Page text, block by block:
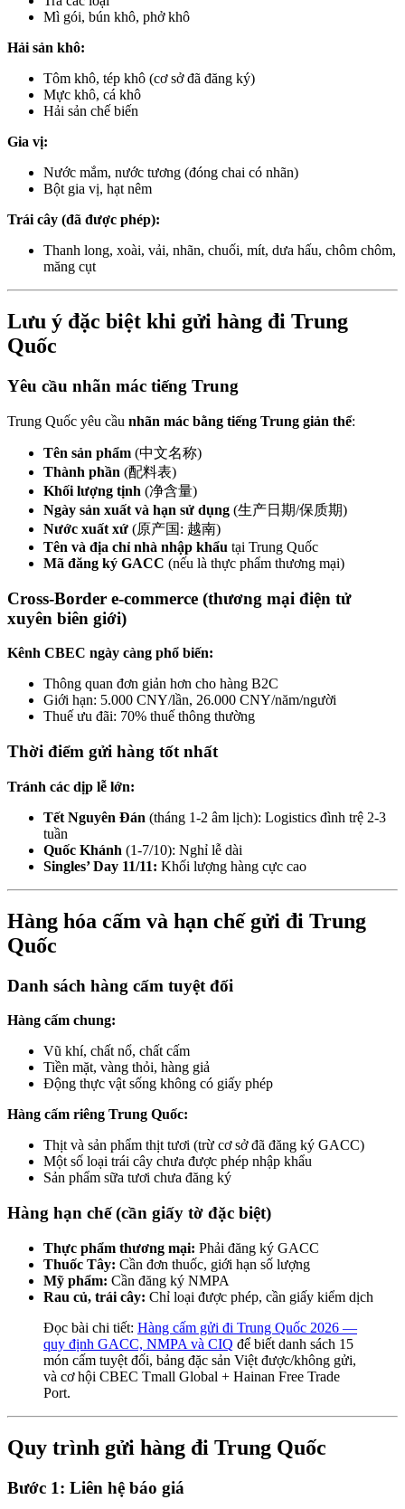
Mì gói, bún khô, phở khô
Hải sản khô:
Tôm khô, tép khô (cơ sở đã đăng ký)
Mực khô, cá khô
Hải sản chế biến
Gia vị:
Nước mắm, nước tương (đóng chai có nhãn)
Bột gia vị, hạt nêm
Trái cây (đã được phép):
Thanh long, xoài, vải, nhãn, chuối, mít, dưa hấu, chôm chôm,
măng cụt
Lưu ý đặc biệt khi gửi hàng đi Trung
Quốc
Yêu cầu nhãn mác tiếng Trung
Trung Quốc yêu cầu nhãn mác bằng tiếng Trung giản thể:
Tên sản phẩm (中文名称)
Thành phần (配料表)
Khối lượng tịnh (净含量)
Ngày sản xuất và hạn sử dụng (生产日期/保质期)
Nước xuất xứ (原产国: 越南)
Tên và địa chỉ nhà nhập khẩu tại Trung Quốc
Mã đăng ký GACC (nếu là thực phẩm thương mại)
Cross-Border e-commerce (thương mại điện tử
xuyên biên giới)
Kênh CBEC ngày càng phổ biến:
Thông quan đơn giản hơn cho hàng B2C
Giới hạn: 5.000 CNY/lần, 26.000 CNY/năm/người
Thuế ưu đãi: 70% thuế thông thường
Thời điểm gửi hàng tốt nhất
Tránh các dịp lễ lớn:
Tết Nguyên Đán (tháng 1-2 âm lịch): Logistics đình trệ 2-3
tuần
Quốc Khánh (1-7/10): Nghỉ lễ dài
Singles’ Day 11/11: Khối lượng hàng cực cao
Hàng hóa cấm và hạn chế gửi đi Trung
Quốc
Danh sách hàng cấm tuyệt đối
Hàng cấm chung:
Vũ khí, chất nổ, chất cấm
Tiền mặt, vàng thỏi, hàng giả
Động thực vật sống không có giấy phép
Hàng cấm riêng Trung Quốc:
Thịt và sản phẩm thịt tươi (trừ cơ sở đã đăng ký GACC)
Một số loại trái cây chưa được phép nhập khẩu
Sản phẩm sữa tươi chưa đăng ký
Hàng hạn chế (cần giấy tờ đặc biệt)
Thực phẩm thương mại: Phải đăng ký GACC
Thuốc Tây: Cần đơn thuốc, giới hạn số lượng
Mỹ phẩm: Cần đăng ký NMPA
Rau củ, trái cây: Chỉ loại được phép, cần giấy kiểm dịch
Đọc bài chi tiết: Hàng cấm gửi đi Trung Quốc 2026 —
quy định GACC, NMPA và CIQ để biết danh sách 15
món cấm tuyệt đối, bảng đặc sản Việt được/không gửi,
và cơ hội CBEC Tmall Global + Hainan Free Trade
Port.
Quy trình gửi hàng đi Trung Quốc
Bước 1: Liên hệ báo giá